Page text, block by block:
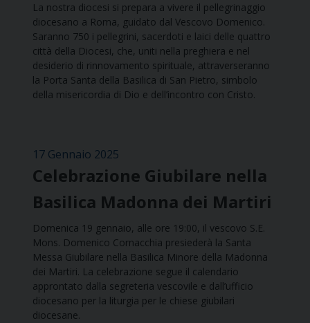
La nostra diocesi si prepara a vivere il pellegrinaggio
diocesano a Roma, guidato dal Vescovo Domenico.
Saranno 750 i pellegrini, sacerdoti e laici delle quattro
città della Diocesi, che, uniti nella preghiera e nel
desiderio di rinnovamento spirituale, attraverseranno
la Porta Santa della Basilica di San Pietro, simbolo
della misericordia di Dio e dell’incontro con Cristo.
17 Gennaio 2025
Celebrazione Giubilare nella
Basilica Madonna dei Martiri
Domenica 19 gennaio, alle ore 19:00, il vescovo S.E.
Mons. Domenico Cornacchia presiederà la Santa
Messa Giubilare nella Basilica Minore della Madonna
dei Martiri. La celebrazione segue il calendario
approntato dalla segreteria vescovile e dall’ufficio
diocesano per la liturgia per le chiese giubilari
diocesane.